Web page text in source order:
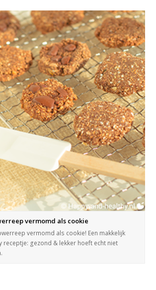
vermomd als cookie
vermomd als cookie! Een makkelijk
receptje: gezond & lekker hoeft echt niet